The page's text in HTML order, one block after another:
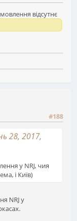
відсутнє
#188
28, 2017,
у NRJ, чия
і Київ)
NRJ у